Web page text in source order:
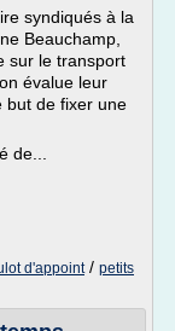
syndiqués à la
Beauchamp,
sur le transport
évalue leur
but de fixer une
de...
d'appoint/ petits